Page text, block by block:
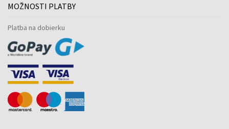
MOŽNOSTI PLATBY
Platba na dobierku